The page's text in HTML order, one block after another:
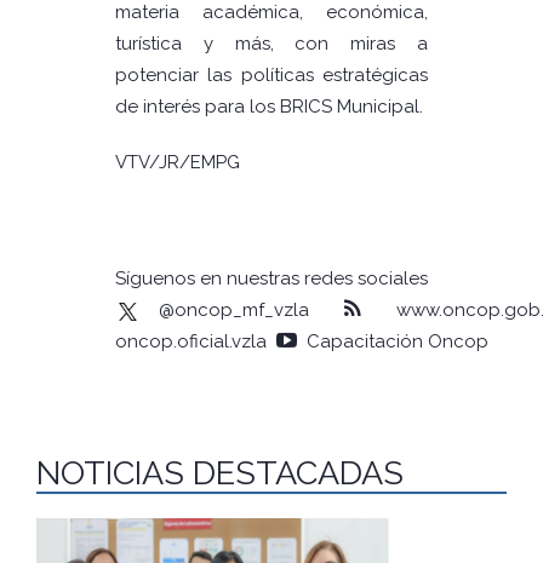
materia académica, económica,
turística y más, con miras a
potenciar las políticas estratégicas
de interés para los BRICS Municipal.
VTV/JR/EMPG
Síguenos en nuestras redes sociales
@oncop_mf_vzla
oncop.oficial.vzla
Capacitación Oncop
NOTICIAS DESTACADAS